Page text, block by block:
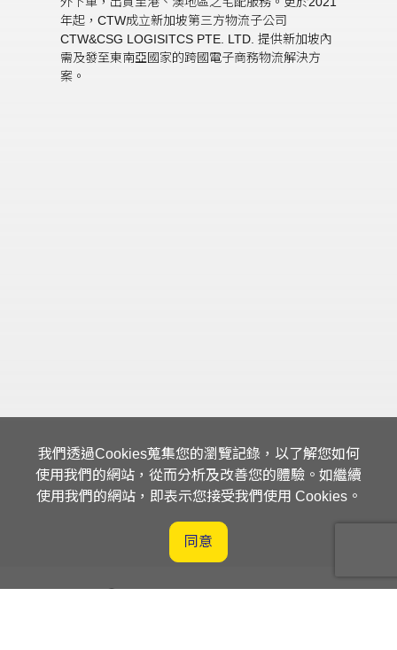
年起，CTW成立新加坡第三方物流子公司
CTW&CSG LOGISITCS PTE. LTD. 提供新加坡內
需及發至東南亞國家的跨國電子商務物流解決方
案。
我們透過Cookies蒐集您的瀏覽記錄，以了解您如何
使用我們的網站，從而分析及改善您的體驗。如繼續
使用我們的網站，即表示您接受我們使用 Cookies。
同意